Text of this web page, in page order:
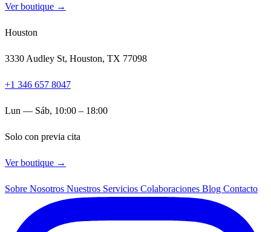
Ver boutique →
Houston
3330 Audley St, Houston, TX 77098
+1 346 657 8047
Lun — Sáb, 10:00 – 18:00
Solo con previa cita
Ver boutique →
Sobre Nosotros Nuestros Servicios Colaboraciones Blog Contacto